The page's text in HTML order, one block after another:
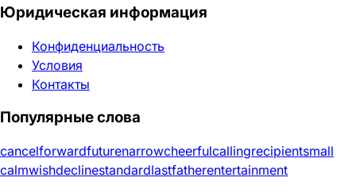
Юридическая информация
Конфиденциальность
Условия
Контакты
Популярные слова
cancelforwardfuturenarrowcheerfulcallingrecipientsmall
calmwishdeclinestandardlastfatherentertainment